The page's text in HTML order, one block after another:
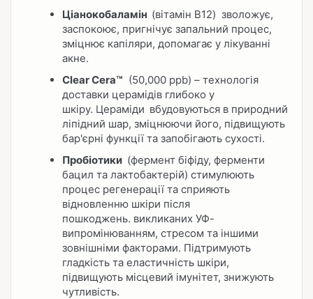
Ціанокобаламін (вітамін B12) зволожує,
заспокоює, пригнічує запальний процес,
зміцнює капіляри, допомагає у лікуванні
акне.
Clear Cera™ (50,000 ppb) – технологія
доставки церамідів глибоко у
шкіру. Цераміди вбудовуються в природний
ліпідний шар, зміцнюючи його, підвищують
бар'єрні функції та запобігають сухості.
Пробіотики (фермент біфіду, ферменти
бацил та лактобактерій) стимулюють
процес регенерації та сприяють
відновленню шкіри після
пошкоджень. викликаних УФ-
випромінюванням, стресом та іншими
зовнішніми факторами. Підтримують
гладкість та еластичність шкіри,
підвищують місцевий імунітет, знижують
чутливість.